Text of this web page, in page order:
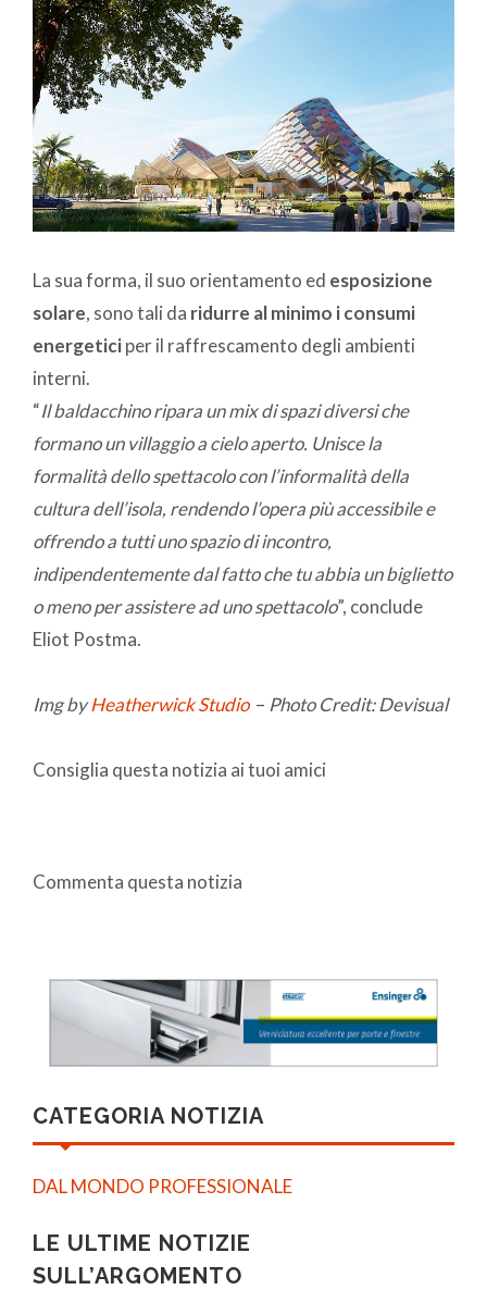
La sua forma, il suo orientamento ed esposizione
solare, sono tali da ridurre al minimo i consumi
energeticiper il raffrescamento degli ambienti
interni.
“Il baldacchino ripara un mix di spazi diversi che
formano un villaggio a cielo aperto. Unisce la
formalità dello spettacolo con l’informalità della
cultura dell’isola, rendendo l’opera più accessibile e
offrendo a tutti uno spazio di incontro,
indipendentemente dal fatto che tu abbia un biglietto
o meno per assistere ad uno spettacolo”, conclude
Eliot Postma.
Img byHeatherwick Studio – Photo Credit: Devisual
Consiglia questa notizia ai tuoi amici
Commenta questa notizia
CATEGORIA NOTIZIA
DAL MONDO PROFESSIONALE
LE ULTIME NOTIZIE
SULL’ARGOMENTO